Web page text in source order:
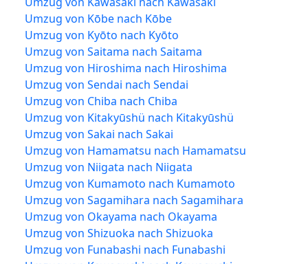
Umzug von Kōbe nach Kōbe
Umzug von Kyōto nach Kyōto
Umzug von Saitama nach Saitama
Umzug von Hiroshima nach Hiroshima
Umzug von Sendai nach Sendai
Umzug von Chiba nach Chiba
Umzug von Kitakyūshü nach Kitakyūshü
Umzug von Sakai nach Sakai
Umzug von Hamamatsu nach Hamamatsu
Umzug von Niigata nach Niigata
Umzug von Kumamoto nach Kumamoto
Umzug von Sagamihara nach Sagamihara
Umzug von Okayama nach Okayama
Umzug von Shizuoka nach Shizuoka
Umzug von Funabashi nach Funabashi